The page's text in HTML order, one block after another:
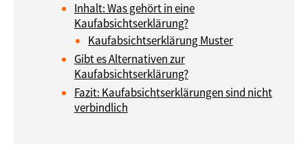
Inhalt: Was gehört in eine
Kaufabsichtserklärung?
Kaufabsichtserklärung Muster
Gibt es Alternativen zur
Kaufabsichtserklärung?
Fazit: Kaufabsichtserklärungen sind nicht
verbindlich